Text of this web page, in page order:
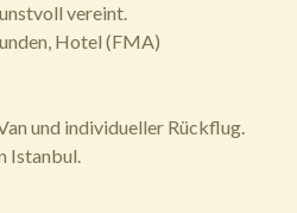
vereint.
Hotel (FMA)
und individueller Rückflug.
Istanbul.